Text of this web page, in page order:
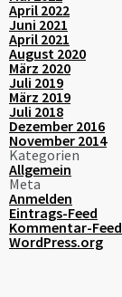
April 2022
Juni 2021
April 2021
August 2020
März 2020
Juli 2019
März 2019
Juli 2018
Dezember 2016
November 2014
Kategorien
Allgemein
Meta
Anmelden
Eintrags-Feed
Kommentar-Feed
WordPress.org